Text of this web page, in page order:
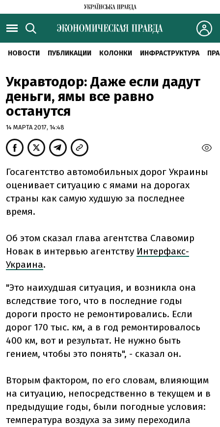
НОВОСТИ ПУБЛИКАЦИИ КОЛОНКИ ИНФРАСТРУКТУРА
Укравтодор: Даже если дадут
деньги, ямы все равно
останутся
14 МАРТА 2017, 14:48
Госагентство автомобильных дорог Украины
оценивает ситуацию с ямами на дорогах
страны как самую худшую за последнее
время.
Об этом сказал глава агентства Славомир
Новак в интервью агентству Интерфакс-
Украина.
"Это наихудшая ситуация, и возникла она
вследствие того, что в последние годы
дороги просто не ремонтировались. Если
дорог 170 тыс. км, а в год ремонтировалось
400 км, вот и результат. Не нужно быть
гением, чтобы это понять", - сказал он.
Вторым фактором, по его словам, влияющим
на ситуацию, непосредственно в текущем и в
предыдущие годы, были погодные условия:
температура воздуха за зиму переходила